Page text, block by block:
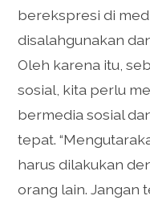
berekspresi di
disalahgunakan
Oleh karena itu,
sosial, kita perlu
bermedia sosial
tepat.
harus dilakukan
orang lain. Jangan